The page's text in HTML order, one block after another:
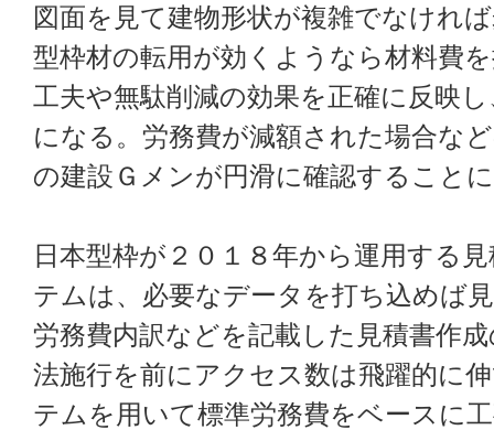
図面を見て建物形状が複雑でなけれ
型枠材の転用が効くようなら材料費
工夫や無駄削減の効果を正確に反映
になる。労務費が減額された場合な
の建設Ｇメンが円滑に確認すること
日本型枠が２０１８年から運用する
テムは、必要なデータを打ち込めば
労務費内訳などを記載した見積書作
法施行を前にアクセス数は飛躍的に
テムを用いて標準労務費をベースに